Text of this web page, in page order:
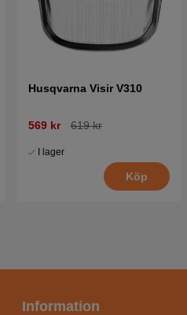
Husqvarna Visir V310
569 kr 619 kr
I lager
Köp
Information